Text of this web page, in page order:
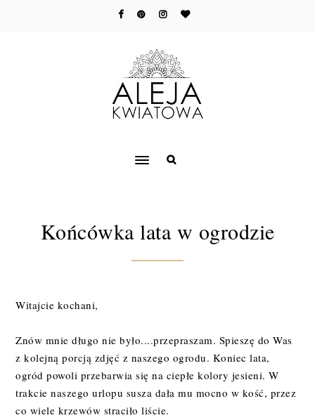
Końcówka lata w ogrodzie
Witajcie kochani,
Znów mnie długo nie było....przepraszam. Spieszę do Was
z kolejną porcją zdjęć z naszego ogrodu. Koniec lata,
ogród powoli przebarwia się na ciepłe kolory jesieni. W
trakcie naszego urlopu susza dała mu mocno w kość, przez
co wiele krzewów straciło liście.